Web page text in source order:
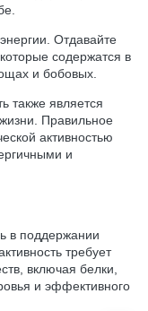
Отдавайте
содержатся в
и бобовых.
также является
Правильное
активностью
и
в поддержании
требует
включая белки,
и эффективного